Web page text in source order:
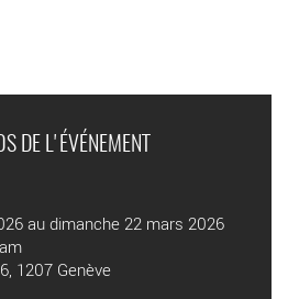
DE L'ÉVÉNEMENT
au dimanche 22 mars 2026
1207 Genève